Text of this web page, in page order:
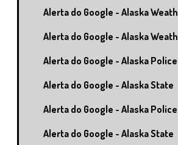
Alerta do Google - Alaska
Alerta do Google - Alaska
Alerta do Google - Alaska Police
Alerta do Google - Alaska State
Alerta do Google - Alaska Police
Alerta do Google - Alaska State